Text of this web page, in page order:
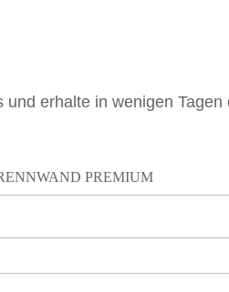
und erhalte in wenigen
PREMIUM